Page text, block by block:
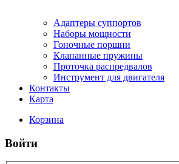
Адаптеры суппортов
Наборы мощности
Гоночные поршни
Клапанные пружины
Проточка распредвалов
Инструмент для двигателя
Контакты
Карта
Корзина
Войти